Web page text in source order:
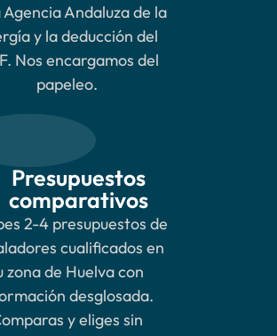
Agencia Andaluza de la
y la deducción del
Nos encargamos del
papeleo.
Presupuestos
comparativos
2-4 presupuestos de
cualificados en
zona de Huelva con
desglosada.
y eliges sin